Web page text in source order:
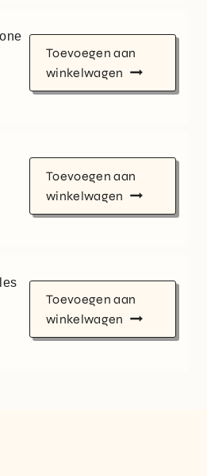
Toevoegen aan
winkelwagen
Toevoegen aan
winkelwagen
Toevoegen aan
winkelwagen